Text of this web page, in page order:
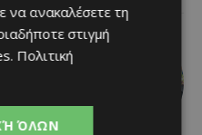
στο
να ανακαλέσετε τη
στιγμή
. Πολιτική
ΌΛΩΝ